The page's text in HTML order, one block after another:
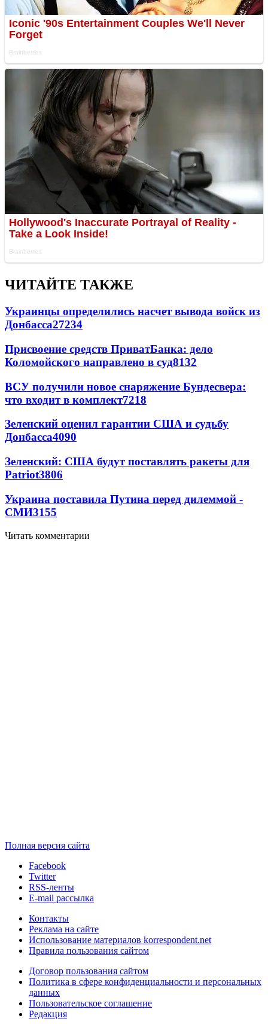
ЧИТАЙТЕ ТАКЖЕ
Украинцы определились насчет вывода войск из
Донбасса27234
Присвоение средств ПриватБанка: дело
Коломойского направлено в суд8132
ВСУ получили новое снаряжение Бундесвера:
что входит в комплект7218
Зеленский оценил гарантии США и судьбу
Донбасса4090
Зеленский: США будут поставлять ракеты для
Patriot3806
Украина поставила Путина перед дилеммой -
СМИ3155
Читать комментарии
Полная версия сайта
Facebook
Twitter
RSS-ленты
E-mail рассылка
Контакты
Реклама на сайте
Использование материалов korrespondent.net
Правила пользования сайтом
Договор пользования сайтом
Политика в сфере конфиденциальности и персональных
данных
Пользовательское соглашение
Редакция